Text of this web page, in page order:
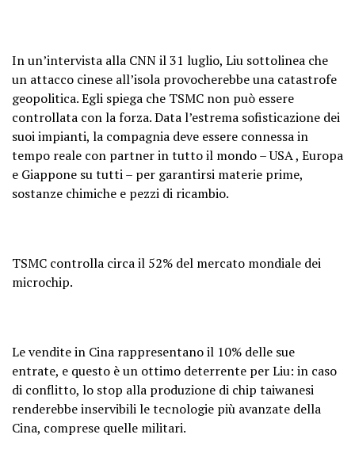
In un’intervista alla CNN il 31 luglio, Liu sottolinea che
un attacco cinese all’isola provocherebbe una catastrofe
geopolitica. Egli spiega che TSMC non può essere
controllata con la forza. Data l’estrema sofisticazione dei
suoi impianti, la compagnia deve essere connessa in
tempo reale con partner in tutto il mondo – USA , Europa
e Giappone su tutti – per garantirsi materie prime,
sostanze chimiche e pezzi di ricambio.
TSMC controlla circa il 52% del mercato mondiale dei
microchip.
Le vendite in Cina rappresentano il 10% delle sue
entrate, e questo è un ottimo deterrente per Liu: in caso
di conflitto, lo stop alla produzione di chip taiwanesi
renderebbe inservibili le tecnologie più avanzate della
Cina, comprese quelle militari.